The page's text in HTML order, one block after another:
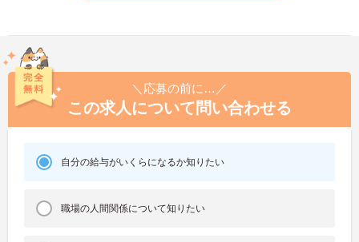
＼応募の前に…／
この求人について問い合わせる
自分の給与がいくらになるか知りたい
職場の人間関係について知りたい